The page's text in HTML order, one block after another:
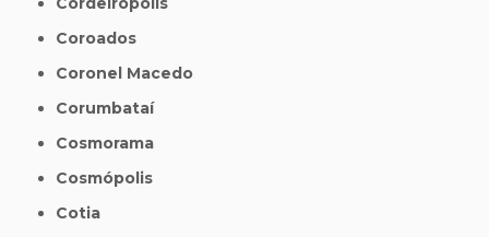
Coroados
Coronel Macedo
Corumbataí
Cosmorama
Cosmópolis
Cotia